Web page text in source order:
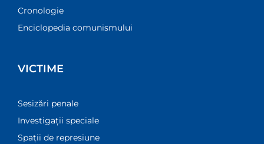
Cronologie
Enciclopedia comunismului
VICTIME
Sesizări penale
Investigații speciale
Spații de represiune